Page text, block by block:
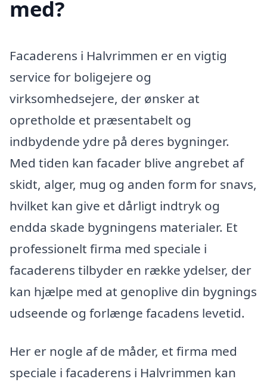
med?
Facaderens i Halvrimmen er en vigtig
service for boligejere og
virksomhedsejere, der ønsker at
opretholde et præsentabelt og
indbydende ydre på deres bygninger.
Med tiden kan facader blive angrebet af
skidt, alger, mug og anden form for snavs,
hvilket kan give et dårligt indtryk og
endda skade bygningens materialer. Et
professionelt firma med speciale i
facaderens tilbyder en række ydelser, der
kan hjælpe med at genoplive din bygnings
udseende og forlænge facadens levetid.
Her er nogle af de måder, et firma med
speciale i facaderens i Halvrimmen kan